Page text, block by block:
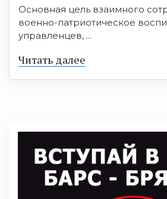
Основная цель взаимного
военно-патриотическое
управленцев, ...
Читать далее